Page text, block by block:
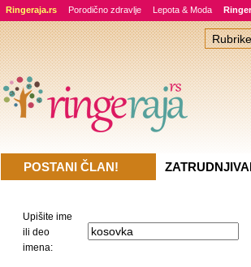
Ringeraja.rs Porodično zdravlje Lepota & Moda
Upišite ime
ili deo
imena:
Rubrike
POSTANI ČLAN!